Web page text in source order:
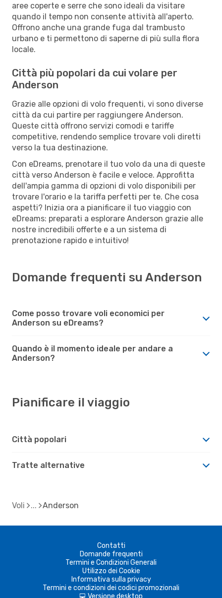
aree coperte e serre che sono ideali da visitare
quando il tempo non consente attività all'aperto.
Offrono anche una grande fuga dal trambusto
urbano e ti permettono di saperne di più sulla flora
locale.
Città più popolari da cui volare per
Anderson
Grazie alle opzioni di volo frequenti, vi sono diverse
città da cui partire per raggiungere Anderson.
Queste città offrono servizi comodi e tariffe
competitive, rendendo semplice trovare voli diretti
verso la tua destinazione.
Con eDreams, prenotare il tuo volo da una di queste
città verso Anderson è facile e veloce. Approfitta
dell'ampia gamma di opzioni di volo disponibili per
trovare l'orario e la tariffa perfetti per te. Che cosa
aspetti? Inizia ora a pianificare il tuo viaggio con
eDreams: preparati a esplorare Anderson grazie alle
nostre incredibili offerte e a un sistema di
prenotazione rapido e intuitivo!
Domande frequenti su Anderson
Come posso trovare voli economici per
Anderson su eDreams?
Quando è il momento ideale per andare a
Anderson?
Pianificare il viaggio
Città popolari
Tratte alternative
Voli Anderson
Contatti
Domande frequenti
Termini e Condizioni Generali
Utilizzo dei Cookie
Informativa sulla privacy
Termini e condizioni dei codici promozionali
Versione desktop